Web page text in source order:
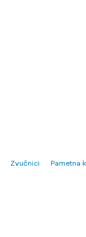
Zvučnici Pametna